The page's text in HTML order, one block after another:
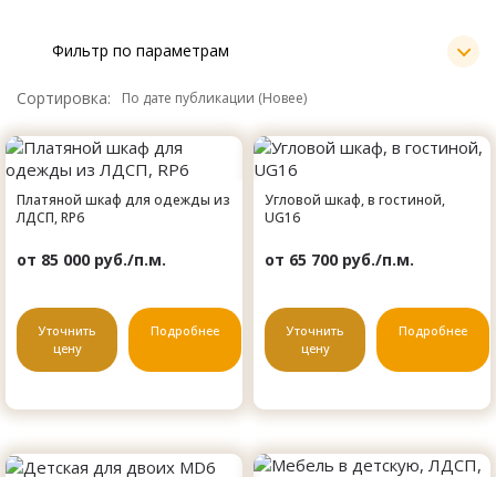
Фильтр по параметрам
Сортировка:
Платяной шкаф для одежды из
ЛДСП, RP6
от 85 000 руб./п.м.
Уточнить
цену
Подробнее
Угловой шкаф, в гостиной,
UG16
от 65 700 руб./п.м.
Уточнить
цену
Подробнее